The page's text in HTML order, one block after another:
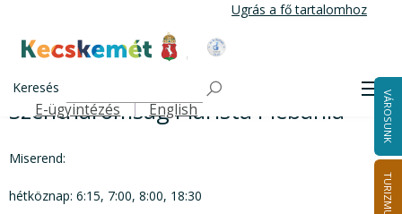
tartalomra
Ugrás a fő tartalomhoz
Kecskemét Város Honlapja
Keresés
Felső navigáció
E-ügyintézés English VÁROSUNK
TURIZMUS
Szentháromság Piarista Plébánia
Szentháromság Piarista Plébánia
Miserend:
hétköznap: 6:15, 7:00, 8:00, 18:30